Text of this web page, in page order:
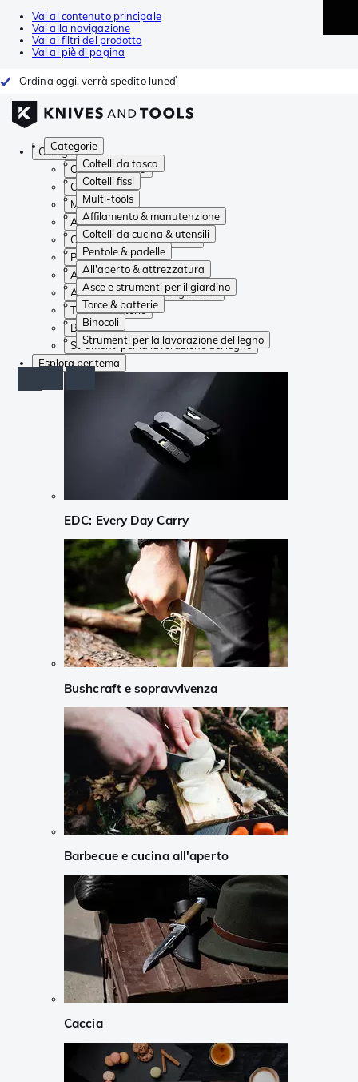
Vai al contenuto principale
Vai alla navigazione
Vai ai filtri del prodotto
Vai al piè di pagina
Ordina oggi, verrà spedito lunedì
Categorie
Coltelli da tasca
Coltelli fissi
Multi-tools
Affilamento & manutenzione
Coltelli da cucina & utensili
Pentole & padelle
All'aperto & attrezzatura
Asce e strumenti per il giardino
Torce & batterie
Binocoli
Strumenti per la lavorazione del legno
Categorie
Coltelli da tasca
Coltelli fissi
Multi-tools
Affilamento & manutenzione
Coltelli da cucina & utensili
Pentole & padelle
All'aperto & attrezzatura
Asce e strumenti per il giardino
Torce & batterie
Binocoli
Strumenti per la lavorazione del legno
Esplora per tema
EDC: Every Day Carry
Bushcraft e sopravvivenza
Barbecue e cucina all'aperto
Caccia